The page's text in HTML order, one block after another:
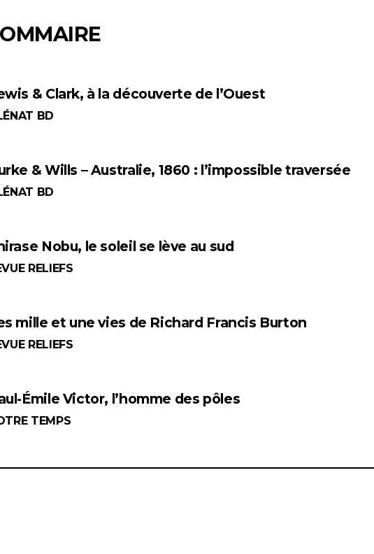
& Clark, à la découverte de l’Ouest
BD
& Wills – Australie, 1860 : l’impossible traversée
BD
Nobu, le soleil se lève au sud
RELIEFS
mille et une vies de Richard Francis Burton
RELIEFS
Émile Victor, l’homme des pôles
TEMPS